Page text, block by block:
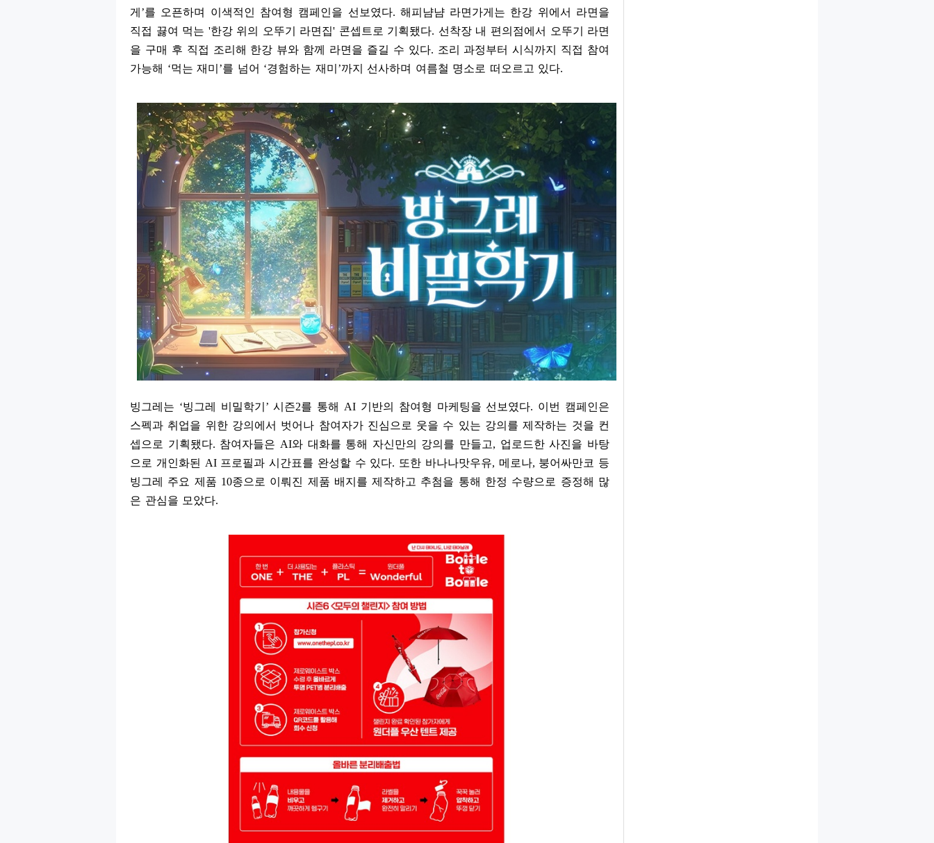
게 ’를 오픈하며 이색적인 참여형 캠페인을 선보였다. 해피냠냠 라면가게는 한강 위에서 라면을
직접 끓여 먹는 '한강 위의 오뚜기 라면집' 콘셉트로 기획됐다. 선착장 내 편의점에서 오뚜기 라면
을 구매 후 직접 조리해 한강 뷰와 함께 라면을 즐길 수 있다. 조리 과정부터 시식까지 직접 참여
가능해 ‘먹는 재미 ’를 넘어 ‘경험하는 재미 ’까지 선사하며 여름철 명소로 떠오르고 있다.
빙그레는 ‘빙그레 비밀학기 ’시즌2를 통해 AI 기반의 참여형 마케팅을 선보였다. 이번 캠페인은
스펙과 취업을 위한 강의에서 벗어나 참여자가 진심으로 웃을 수 있는 강의를 제작하는 것을 컨
셉으로 기획됐다. 참여자들은 AI와 대화를 통해 자신만의 강의를 만들고, 업로드한 사진을 바탕
으로 개인화된 AI 프로필과 시간표를 완성할 수 있다. 또한 바나나맛우유, 메로나, 붕어싸만코 등
빙그레 주요 제품 10종으로 이뤄진 제품 배지를 제작하고 추첨을 통해 한정 수량으로 증정해 많
은 관심을 모았다.